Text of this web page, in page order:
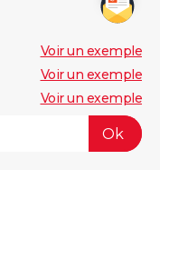
Voir un exemple
Voir un exemple
Voir un exemple